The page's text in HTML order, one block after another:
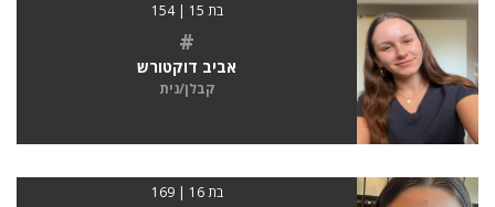
בת 15 | 154
#
אביב דוקטורש
קבלן/נית
בת 16 | 169